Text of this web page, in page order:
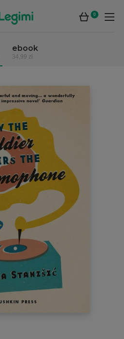
0
ebook
34,99 zł